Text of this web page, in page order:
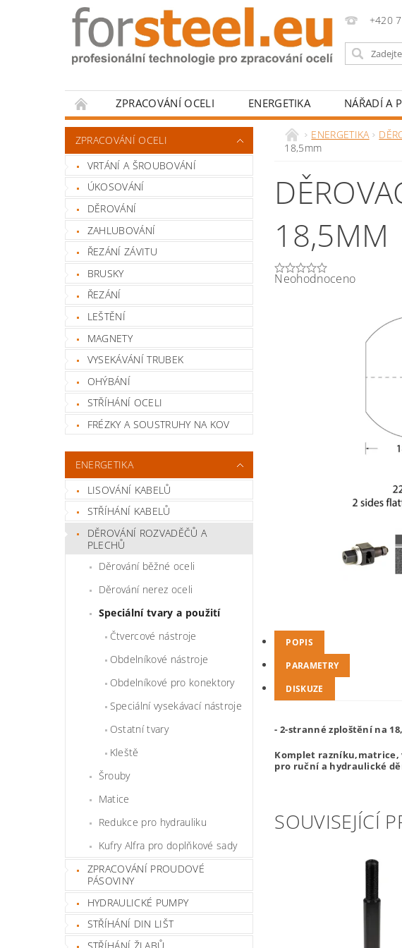
+420
ZPRACOVÁNÍ OCELI ENERGETIKA NÁŘADÍ A
HODNOCENÍ OBCHODU
ZPRACOVÁNÍ OCELI
VRTÁNÍ A ŠROUBOVÁNÍ
ÚKOSOVÁNÍ
DĚROVÁNÍ
ZAHLUBOVÁNÍ
ŘEZÁNÍ ZÁVITU
BRUSKY
ŘEZÁNÍ
LEŠTĚNÍ
MAGNETY
VYSEKÁVÁNÍ TRUBEK
OHÝBÁNÍ
STŘÍHÁNÍ OCELI
FRÉZKY A SOUSTRUHY NA KOV
ENERGETIKA
LISOVÁNÍ KABELŮ
STŘÍHÁNÍ KABELŮ
DĚROVÁNÍ ROZVADĚČŮ A
PLECHŮ
Děrování běžné oceli
Děrování nerez oceli
Speciální tvary a použití
Čtvercové nástroje
Obdelníkové nástroje
Obdelníkové pro konektory
Speciální vysekávací nástroje
Ostatní tvary
Kleště
Šrouby
Matice
Redukce pro hydrauliku
Kufry Alfra pro doplňkové sady
ZPRACOVÁNÍ PROUDOVÉ
PÁSOVINY
HYDRAULICKÉ PUMPY
STŘÍHÁNÍ DIN LIŠT
ENERGETIKA
18,5mm
18,5MM
Neohodnoceno
POPIS
PARAMETRY
DISKUZE
- 2-stranné zploštění na
Komplet razníku,matrice,
pro ruční a hydraulické
SOUVISEJÍCÍ